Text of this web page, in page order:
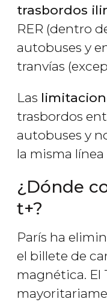
trasbordos
RER (dentro
autobuses y
tranvías
Las
trasbordos
autobuses y
la misma
¿Dónde
t+?
París ha
el billete de
magnética. El